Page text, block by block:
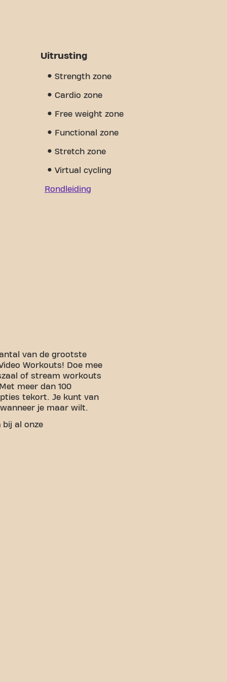
Uitrusting
Strength zone
Cardio zone
Free weight zone
Functional zone
Stretch zone
Virtual cycling
Rondleiding
van de grootste
Workouts! Doe mee
of stream workouts
meer dan 100
tekort. Je kunt van
je maar wilt.
bij al onze